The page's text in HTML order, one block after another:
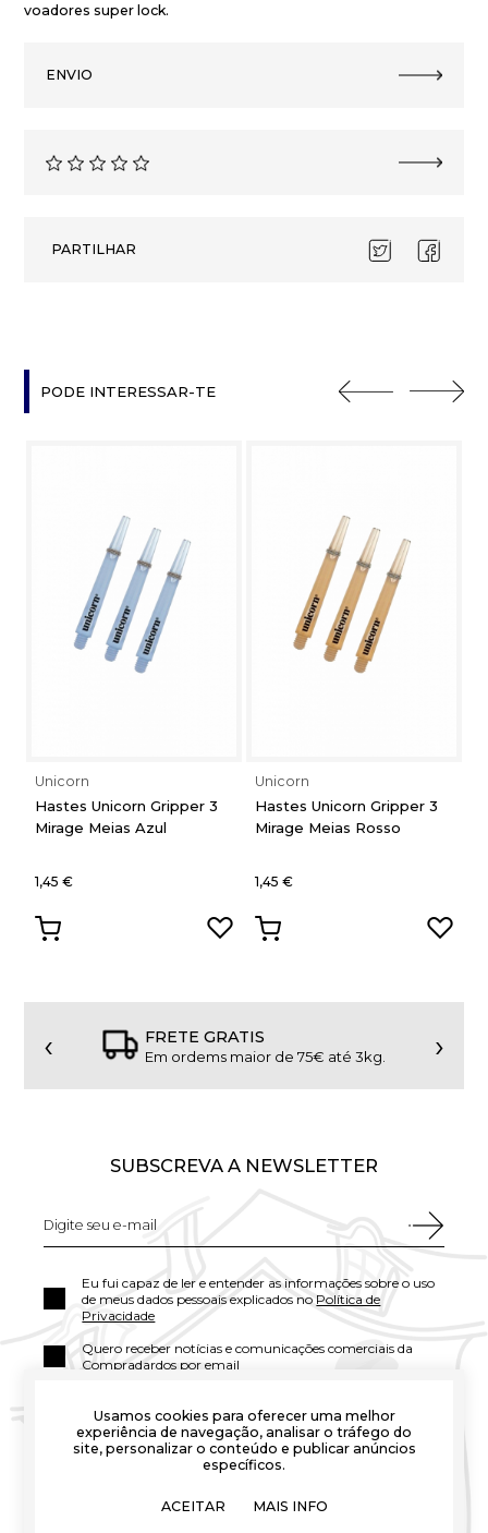
Usamos cookies para oferecer uma melhor
experiência de navegação, analisar o tráfego do
site, personalizar o conteúdo e publicar anúncios
específicos.
ACEITAR MAIS INFO
voadores super lock.
ENVIO
PARTILHAR
PODE INTERESSAR-TE
Unicorn
Hastes Unicorn Gripper 3
Mirage Meias Azul
1,45 €
Unicorn
Hastes Unicorn Gripper 3
Mirage Meias Rosso
1,45 €
FRETE GRATIS
Em ordems maior de 75€ até 3kg.
‹ ›
SUBSCREVA A NEWSLETTER
Eu fui capaz de ler e entender as informações sobre o uso
de meus dados pessoais explicados no Política de
Privacidade
Quero receber notícias e comunicações comerciais da
Compradardos por email